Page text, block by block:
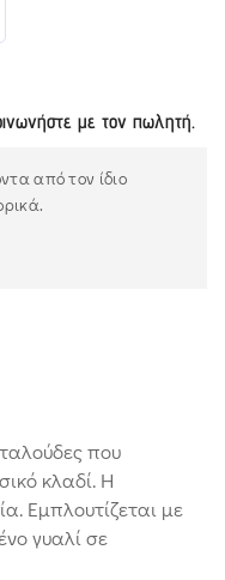
με τον πωλητή.
από τον ίδιο
που
κλαδί. Η
Εμπλουτίζεται με
γυαλί σε